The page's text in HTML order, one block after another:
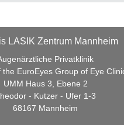
im Vergleich
LASIK Zentrum Mannheim
Privatklinik
the EuroEyes Group of Eye
UMM Haus 3, Ebene 2
- Kutzer - Ufer 1-3
68167 Mannheim